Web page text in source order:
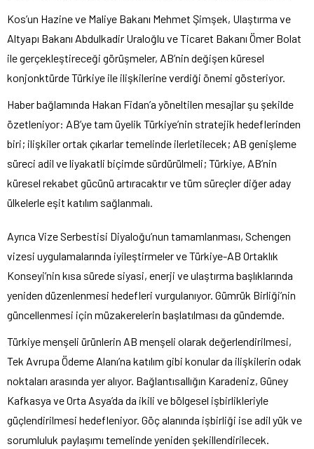
Kos’un Hazine ve Maliye Bakanı Mehmet Şimşek, Ulaştırma ve
Altyapı Bakanı Abdulkadir Uraloğlu ve Ticaret Bakanı Ömer Bolat
ile gerçekleştireceği görüşmeler, AB’nin değişen küresel
konjonktürde Türkiye ile ilişkilerine verdiği önemi gösteriyor.
Haber bağlamında Hakan Fidan’a yöneltilen mesajlar şu şekilde
özetleniyor: AB’ye tam üyelik Türkiye’nin stratejik hedeflerinden
biri; ilişkiler ortak çıkarlar temelinde ilerletilecek; AB genişleme
süreci adil ve liyakatli biçimde sürdürülmeli; Türkiye, AB’nin
küresel rekabet gücünü artıracaktır ve tüm süreçler diğer aday
ülkelerle eşit katılım sağlanmalı.
Ayrıca Vize Serbestisi Diyaloğu’nun tamamlanması, Schengen
vizesi uygulamalarında iyileştirmeler ve Türkiye-AB Ortaklık
Konseyi’nin kısa sürede siyasi, enerji ve ulaştırma başlıklarında
yeniden düzenlenmesi hedefleri vurgulanıyor. Gümrük Birliği’nin
güncellenmesi için müzakerelerin başlatılması da gündemde.
Türkiye menşeli ürünlerin AB menşeli olarak değerlendirilmesi,
Tek Avrupa Ödeme Alanı’na katılım gibi konular da ilişkilerin odak
noktaları arasında yer alıyor. Bağlantısallığın Karadeniz, Güney
Kafkasya ve Orta Asya’da da ikili ve bölgesel işbirlikleriyle
güçlendirilmesi hedefleniyor. Göç alanında işbirliği ise adil yük ve
sorumluluk paylaşımı temelinde yeniden şekillendirilecek.